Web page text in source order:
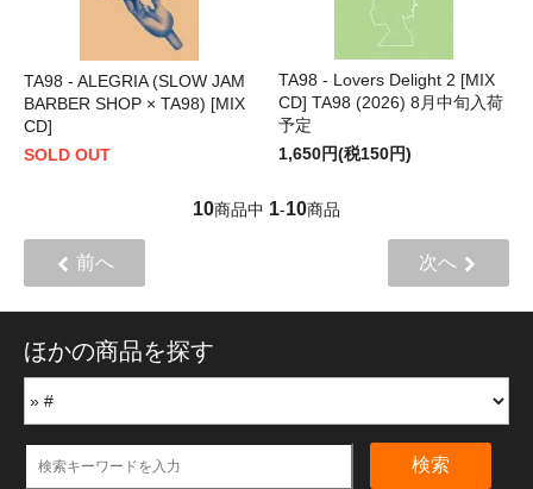
TA98 - ALEGRIA (SLOW JAM
BARBER SHOP × TA98) [MIX
CD]
SOLD OUT
TA98 - Lovers Delight 2 [MIX
CD] TA98 (2026) 8月中旬入荷
予定
1,650円(税150円)
10商品中 1-10商品
前へ 次へ
ほかの商品を探す
検索